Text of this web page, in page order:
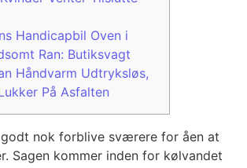
Handicapbil Oven i
Ran: Butiksvagt
Håndvarm Udtryksløs,
På Asfalten
nok forblive sværere for åen at
Sagen kommer inden for kølvandet